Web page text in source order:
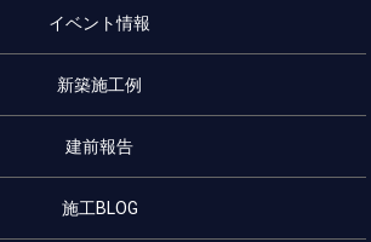
イベント情報
新築施工例
建前報告
施工BLOG